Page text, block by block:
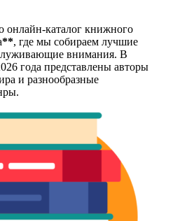
онлайн-каталог книжного
**, где мы собираем лучшие
внимания. В
года представлены авторы
и разнообразные